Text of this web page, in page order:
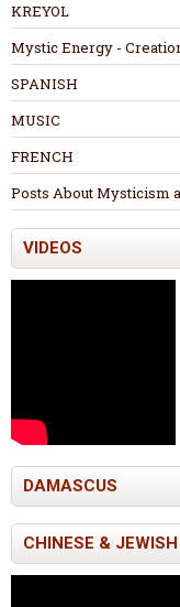
KREYOL
Mystic Energy -
SPANISH
MUSIC
FRENCH
Posts About Mysticism
VIDEOS
DAMASCUS
CHINESE &